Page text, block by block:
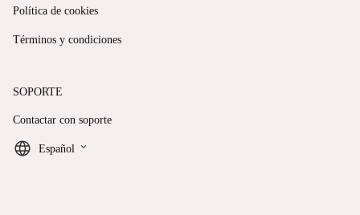
Política de cookies
Términos y condiciones
SOPORTE
Contactar con soporte
Español keyboard_arrow_down